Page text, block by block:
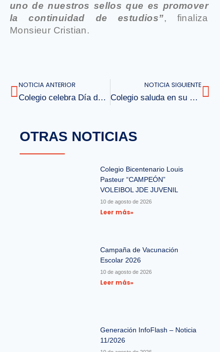
uno de nuestros sellos que es promover
la continuidad de estudios”, finaliza
Monsieur Cristian.
NOTICIA ANTERIOR
Colegio celebra Día del Libro y la Lectura
NOTICIA SIGUIENTE
Colegio saluda en su día a Carabineros de Chile
OTRAS NOTICIAS
Colegio Bicentenario Louis
Pasteur “CAMPEÓN”
VOLEIBOL JDE JUVENIL
10 de agosto de 2026
Leer más»
Campaña de Vacunación
Escolar 2026
10 de agosto de 2026
Leer más»
Generación InfoFlash – Noticia
11/2026